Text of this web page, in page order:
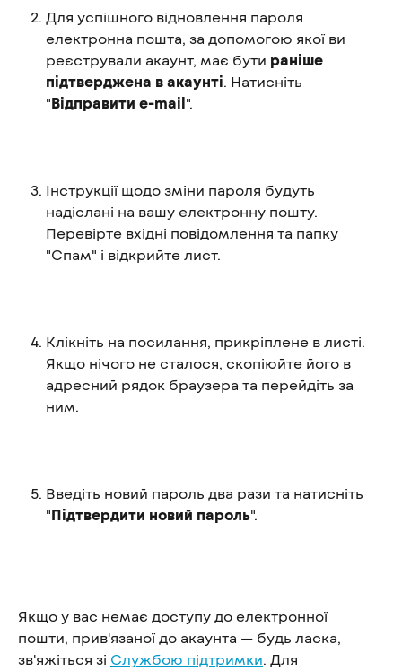
Для успішного відновлення пароля
електронна пошта, за допомогою якої ви
реєстрували акаунт, має бути раніше
підтверджена в акаунті. Натисніть
"Відправити e-mail ".
Інструкції щодо зміни пароля будуть
надіслані на вашу електронну пошту.
Перевірте вхідні повідомлення та папку
"Спам" і відкрийте лист.
Клікніть на посилання, прикріплене в листі.
Якщо нічого не сталося, скопіюйте його в
адресний рядок браузера та перейдіть за
ним.
Введіть новий пароль два рази та натисніть
"Підтвердити новий пароль".
Якщо у вас немає доступу до електронної
пошти, прив'язаної до акаунта — будь ласка,
зв'яжіться зі Службою підтримки. Для